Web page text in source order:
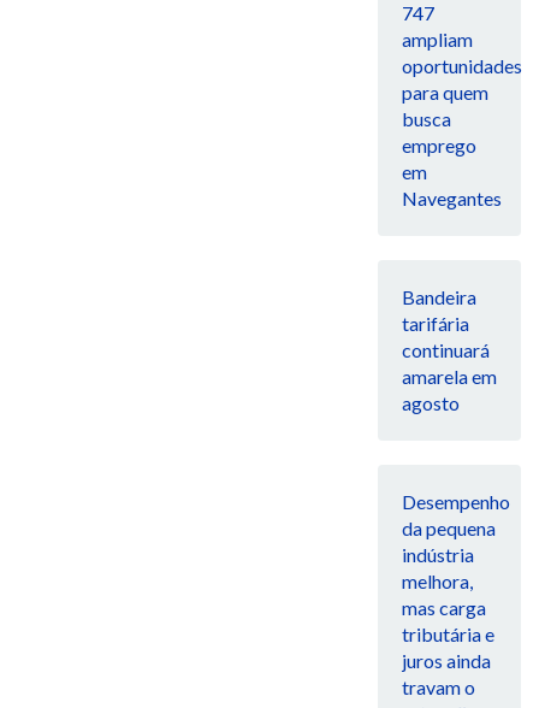
747
ampliam
oportunidades
para quem
busca
emprego
em
Navegantes
Bandeira
tarifária
continuará
amarela em
agosto
Desempenho
da pequena
indústria
melhora,
mas carga
tributária e
juros ainda
travam o